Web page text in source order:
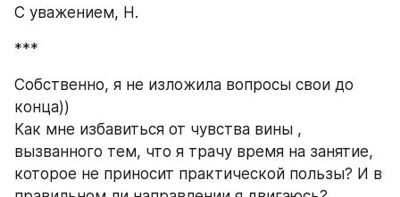
С уважением, Н.
***
Собственно, я не изложила вопросы свои до
конца))
Как мне избавиться от чувства вины ,
вызванного тем, что я трачу время на занятие,
которое не приносит практической пользы? И в